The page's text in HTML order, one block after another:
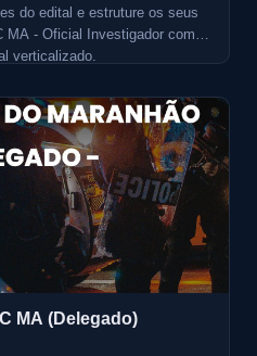
do edital e estruture os seus
MA - Oficial Investigador com o
verticalizado.
MA (Delegado)